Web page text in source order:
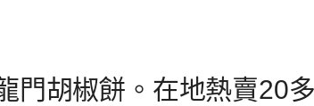
門胡椒餅。在地熱賣20